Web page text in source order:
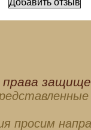
просим